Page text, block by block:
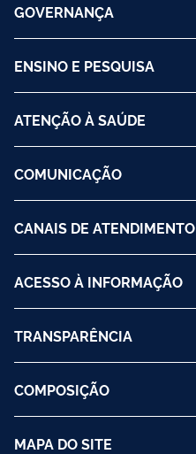
GOVERNANÇA
ENSINO E PESQUISA
ATENÇÃO À SAÚDE
COMUNICAÇÃO
CANAIS DE ATENDIMENTO
ACESSO À INFORMAÇÃO
TRANSPARÊNCIA
COMPOSIÇÃO
MAPA DO SITE